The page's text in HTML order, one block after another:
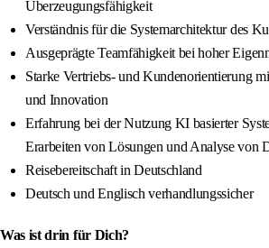
Überzeugungsfähigkeit
Verständnis für die Systemarchitektur des
Ausgeprägte Teamfähigkeit bei hoher
Starke Vertriebs- und Kundenorientierung
und Innovation
Erfahrung bei der Nutzung KI basierter
Erarbeiten von Lösungen und Analyse von
Reisebereitschaft in Deutschland
Deutsch und Englisch verhandlungssicher
Was ist drin für Dich?